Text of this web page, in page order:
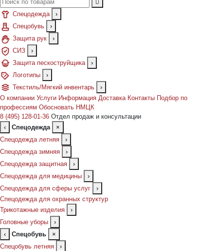
Спецодежда
›
Спецобувь
›
Защита рук
›
СИЗ
›
Защита пескоструйщика
›
Логотипы
›
Текстиль/Мягкий инвентарь
›
О компании Услуги Информация Доставка Контакты Подбор по
профессиям Обосновать НМЦК
8 (495) 128-01-36 Отдел продаж и консультации
‹
Спецодежда
×
Спецодежда летняя
›
Спецодежда зимняя
›
Спецодежда защитная
›
Спецодежда для медицины
›
Спецодежда для сферы услуг
›
Спецодежда для охранных структур
Трикотажные изделия
›
Головные уборы
›
‹
Спецобувь
×
Спецобувь летняя
›